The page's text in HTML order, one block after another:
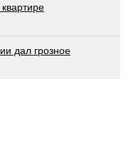
дал грозное